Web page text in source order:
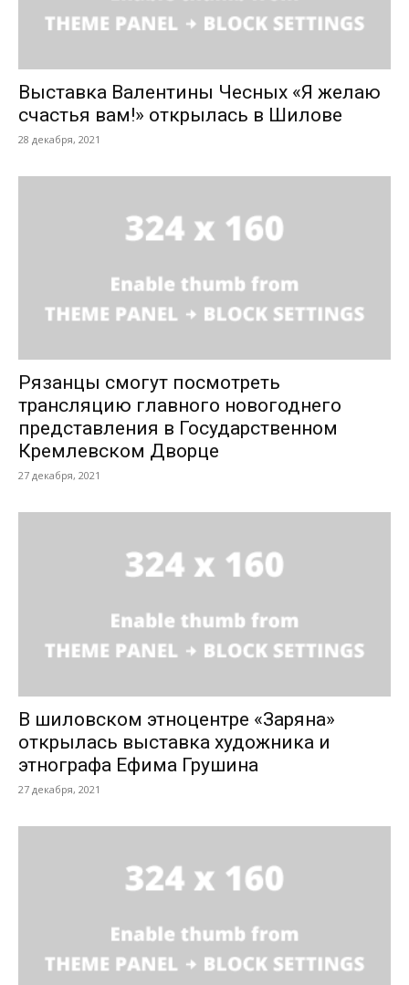
Выставка Валентины Чесных «Я желаю
счастья вам!» открылась в Шилове
28 декабря, 2021
Рязанцы смогут посмотреть
трансляцию главного новогоднего
представления в Государственном
Кремлевском Дворце
27 декабря, 2021
В шиловском этноцентре «Заряна»
открылась выставка художника и
этнографа Ефима Грушина
27 декабря, 2021